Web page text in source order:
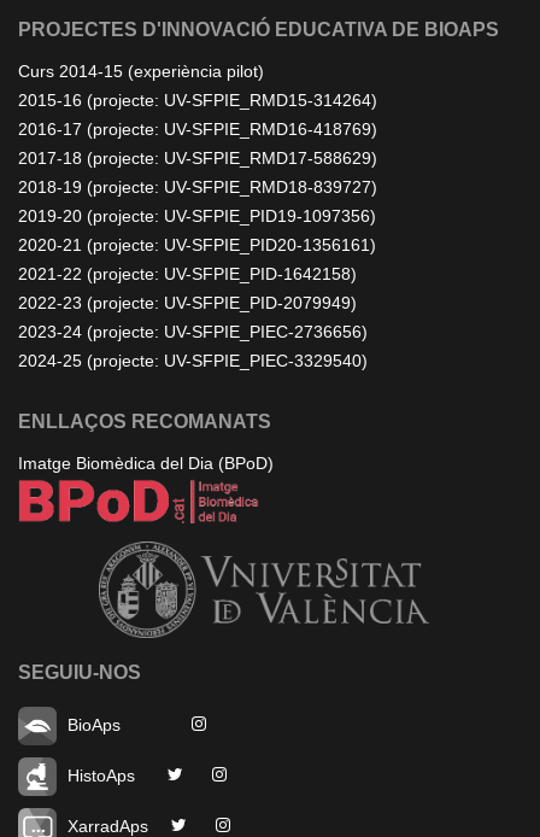
PROJECTES D'INNOVACIÓ EDUCATIVA DE BIOAPS
Curs 2014-15 (experiència pilot)
2015-16 (projecte: UV-SFPIE_RMD15-314264)
2016-17 (projecte: UV-SFPIE_RMD16-418769)
2017-18 (projecte: UV-SFPIE_RMD17-588629)
2018-19 (projecte: UV-SFPIE_RMD18-839727)
2019-20 (projecte: UV-SFPIE_PID19-1097356)
2020-21 (projecte: UV-SFPIE_PID20-1356161)
2021-22 (projecte: UV-SFPIE_PID-1642158)
2022-23 (projecte: UV-SFPIE_PID-2079949)
2023-24 (projecte: UV-SFPIE_PIEC-2736656)
2024-25 (projecte: UV-SFPIE_PIEC-3329540)
ENLLAÇOS RECOMANATS
Imatge Biomèdica del Dia (BPoD)
SEGUIU-NOS
BioAps
HistoAps
XarradAps